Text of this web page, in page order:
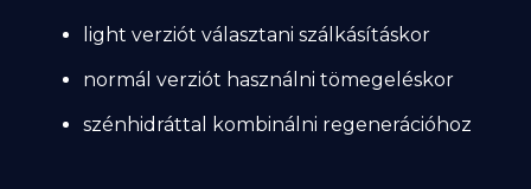
light verziót választani szálkásításkor
normál verziót használni tömegeléskor
szénhidráttal kombinálni regenerációhoz